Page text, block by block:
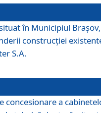
în Municipiul
construcţiei
S.A.
concesionare a